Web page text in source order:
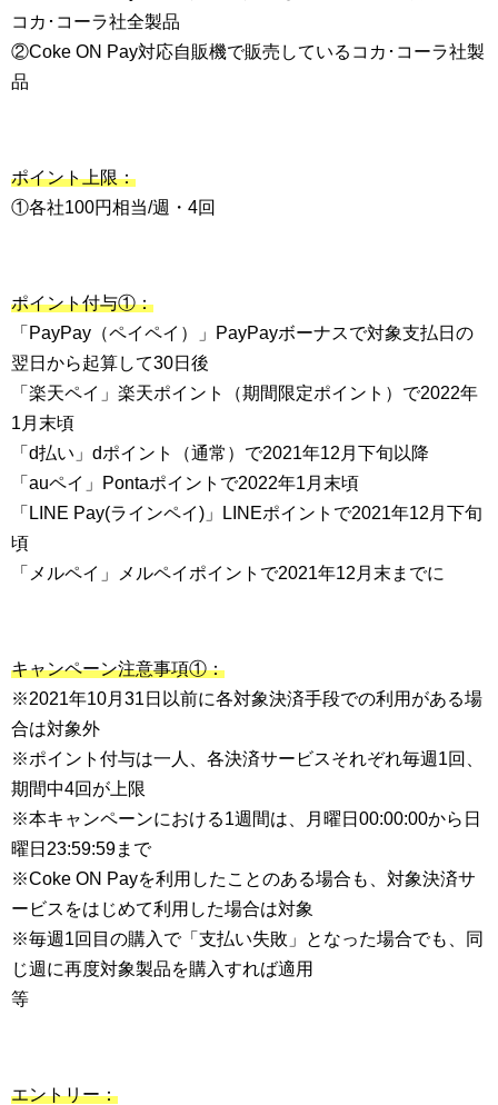
コカ･コーラ社全製品
②Coke ON Pay対応自販機で販売しているコカ･コーラ社製
品
ポイント上限：
①各社100円相当/週・4回
ポイント付与①：
「PayPay（ペイペイ）」PayPayボーナスで対象支払日の
翌日から起算して30日後
「楽天ペイ」楽天ポイント（期間限定ポイント）で2022年
1月末頃
「d払い」dポイント（通常）で2021年12月下旬以降
「auペイ」Pontaポイントで2022年1月末頃
「LINE Pay(ラインペイ)」LINEポイントで2021年12月下旬
頃
「メルペイ」メルペイポイントで2021年12月末までに
キャンペーン注意事項①：
※2021年10月31日以前に各対象決済手段での利用がある場
合は対象外
※ポイント付与は一人、各決済サービスそれぞれ毎週1回、
期間中4回が上限
※本キャンペーンにおける1週間は、月曜日00:00:00から日
曜日23:59:59まで
※Coke ON Payを利用したことのある場合も、対象決済サ
ービスをはじめて利用した場合は対象
※毎週1回目の購入で「支払い失敗」となった場合でも、同
じ週に再度対象製品を購入すれば適用
等
エントリー：